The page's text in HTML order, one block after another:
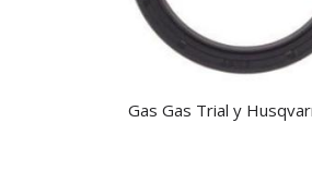
Gas Gas Trial y